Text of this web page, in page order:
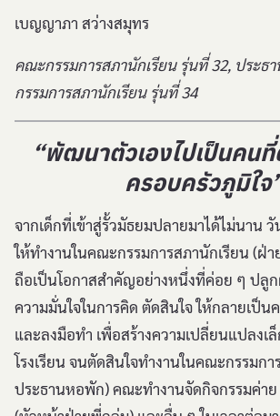
เบญญาภา สว่างสมุทร
คณะกรรมการสภานักเรียน รุ่นที่ 32, ประ
กรรมการสภานักเรียน รุ่นที่ 34
“พัฒนาตัวเองไปเป็นคนที่
ครอบครัวภูมิใจ
จากเด็กที่เข้าสู่รั้วมัธยมปลายมาได้ไม่นาน
ให้ทำงานในคณะกรรมการสภานักเรียน (ฝ่
ถือเป็นโอกาสสำคัญอย่างหนึ่งที่ค่อย ๆ ปลูก
ความมั่นใจในการคิด ตัดสินใจ ให้กลายเป็
และลงมือทำ เพื่อสร้างความเปลี่ยนแปลงเ
โรงเรียน จนตัดสินใจทำงานในคณะกรรมก
ประธานหอพัก) คณะทำงานจัดกิจกรรมค่าย